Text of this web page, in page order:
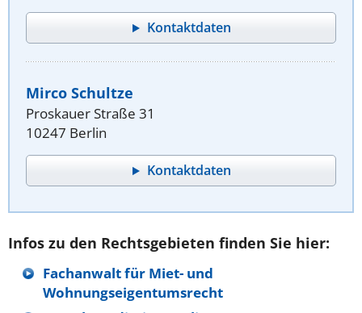
Kontaktdaten
Mirco Schultze
Proskauer Straße 31
10247 Berlin
Kontaktdaten
Infos zu den Rechtsgebieten finden Sie hier:
Fachanwalt für Miet- und
Wohnungseigentumsrecht